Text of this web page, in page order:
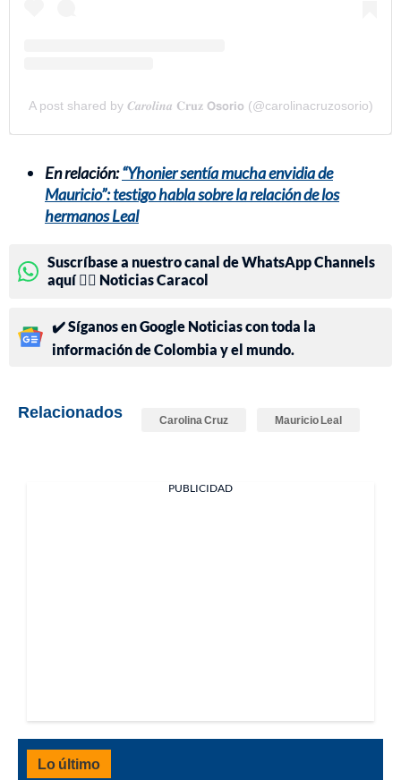
A post shared by 𝑪𝒂𝒓𝒐𝒍𝒊𝒏𝒂 𝐂𝐫𝐮𝐳 𝗢𝘀𝗼𝗿𝗶𝗼 (@carolinacruzosorio)
En relación:“Yhonier sentía mucha envidia de
Mauricio”: testigo habla sobre la relación de los
hermanos Leal
Suscríbase a nuestro canal de WhatsApp Channels
aquí 👉🏻 Noticias Caracol
✔️ Síganos en Google Noticias con toda la
información de Colombia y el mundo.
Relacionados Carolina Cruz Mauricio Leal
PUBLICIDAD
Lo último